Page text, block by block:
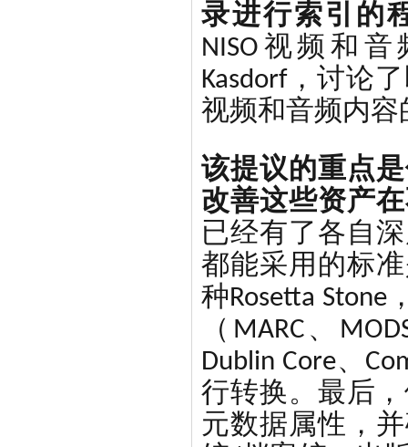
录进行索引的
NISO视频和
Kasdorf，讨论
视频和音频内
该提议的重点
改善这些资产
已经有了各自
都能采用的标
种Rosetta
（MARC、
Dublin Core、
行转换。最后
元数据属性，